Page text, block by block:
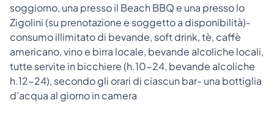
soggiorno, una presso il Beach BBQ e una presso lo
Zigolini (su prenotazione e soggetto a disponibilità)-
consumo illimitato di bevande, soft drink, tè, caffè
americano, vino e birra locale, bevande alcoliche locali,
tutte servite in bicchiere (h.10-24, bevande alcoliche
h.12-24), secondo gli orari di ciascun bar- una bottiglia
d’acqua al giorno in camera